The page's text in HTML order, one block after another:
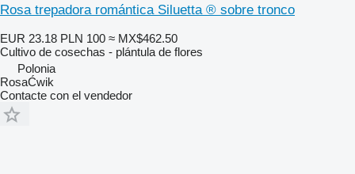
Rosa trepadora romántica Siluetta ® sobre tronco
EUR 23.18 PLN 100 ≈ MX$462.50
Cultivo de cosechas - plántula de flores
Polonia
RosaĆwik
Contacte con el vendedor